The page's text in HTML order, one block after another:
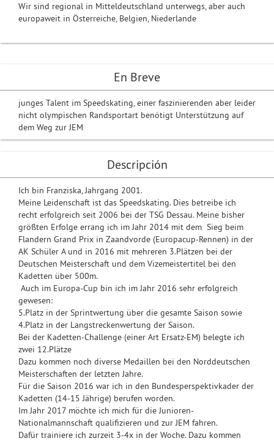
En Breve
junges Talent im Speedskating, einer faszinierenden aber leider
nicht olympischen Randsportart benötigt Unterstützung auf
dem Weg zur JEM
Descripción
Ich bin Franziska, Jahrgang 2001.
Meine Leidenschaft ist das Speedskating. Dies betreibe ich
recht erfolgreich seit 2006 bei der TSG Dessau. Meine bisher
größten Erfolge errang ich im Jahr 2014 mit dem Sieg beim
Flandern Grand Prix in Zaandvorde (Europacup-Rennen) in der
AK Schüler A und in 2016 mit mehreren 3.Plätzen bei der
Deutschen Meisterschaft und dem Vizemeistertitel bei den
Kadetten über 500m.
Auch im Europa-Cup bin ich im Jahr 2016 sehr erfolgreich
gewesen:
5.Platz in der Sprintwertung über die gesamte Saison sowie
4.Platz in der Langstreckenwertung der Saison.
Bei der Kadetten-Challenge (einer Art Ersatz-EM) belegte ich
zwei 12.Plätze
Dazu kommen noch diverse Medaillen bei den Norddeutschen
Meisterschaften der letzten Jahre.
Für die Saison 2016 war ich in den Bundesperspektivkader der
Kadetten (14-15 Jährige) berufen worden.
Im Jahr 2017 möchte ich mich für die Junioren-
Nationalmannschaft qualifizieren und zur JEM fahren.
Dafür trainiere ich zurzeit 3-4x in der Woche. Dazu kommen
Wir sind regional in Mitteldeutschland unterwegs, aber auch
europaweit in Österreiche, Belgien, Niederlande